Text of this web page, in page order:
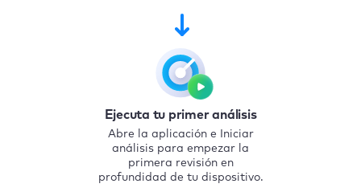
Ejecuta tu primer análisis
Abre la aplicación e Iniciar
análisis para empezar la
primera revisión en
profundidad de tu dispositivo.